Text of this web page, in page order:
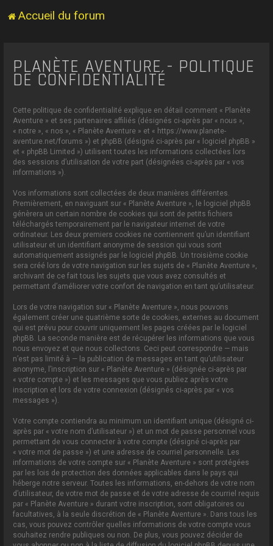
Accueil du forum
PLANÈTE AVENTURE - POLITIQUE
DE CONFIDENTIALITÉ
Cette politique de confidentialité explique en détail comment « Planète
Aventure » et ses partenaires affiliés (désignés ci-après par « nous »,
« notre », « nos », « Planète Aventure » et « https://www.planete-
aventure.net/forums ») et phpBB (désigné ci-après par « logiciel phpBB »
et « phpBB Limited ») utilisent toutes les informations collectées lors
des sessions d’utilisation de votre part (désignées ci-après par « vos
informations »).
Vos informations sont collectées de deux manières différentes.
Premièrement, en naviguant sur « Planète Aventure », le logiciel phpBB
génèrera un certain nombre de cookies qui sont de petits fichiers
téléchargés temporairement par le navigateur internet de votre
ordinateur. Les deux premiers cookies ne contiennent qu’un identifiant
utilisateur et un identifiant anonyme de session qui vous sont
automatiquement assignés par le logiciel phpBB. Un troisième cookie
sera créé lors de votre navigation sur les sujets de « Planète Aventure »,
archivant de ce fait tous les sujets que vous avez consultés et
permettant d’améliorer votre confort de navigation en tant qu’utilisateur.
Lors de votre navigation sur « Planète Aventure », nous pouvons
également créer une quatrième sorte de cookies, externes au document
qui est prévu pour couvrir uniquement les pages créées par le logiciel
phpBB. La seconde manière est de récupérer les informations que vous
nous envoyez et que nous collectons. Ceci peut correspondre — mais
n’est pas limité à — la publication de messages en tant qu’utilisateur
anonyme, l’inscription sur « Planète Aventure » (désignée ci-après par
« votre compte ») et les messages que vous publiez après votre
inscription et lors de votre connexion (désignés ci-après par « vos
messages »).
Votre compte contiendra au minimum un identifiant unique (désigné ci-
après par « votre nom d’utilisateur ») et un mot de passe personnel vous
permettant de vous connecter à votre compte (désigné ci-après par
« votre mot de passe ») et une adresse de courriel personnelle. Les
informations de votre compte sur « Planète Aventure » sont protégées
par les lois de protection des données applicables dans le pays qui
héberge notre serveur. Toutes les informations, en-dehors de votre nom
d’utilisateur, de votre mot de passe et de votre adresse de courriel requis
par « Planète Aventure » durant votre inscription, sont obligatoires ou
facultatives, à la seule discrétion de « Planète Aventure ». Dans tous les
cas, vous pouvez contrôler quelles informations de votre compte vous
souhaitez rendre publiques ou non. De plus, vous pouvez décider de